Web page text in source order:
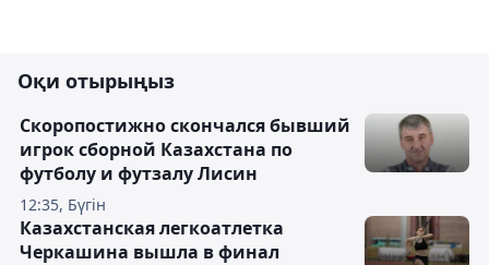
Оқи отырыңыз
12:35, Бүгін
Скоропостижно скончался бывший
игрок сборной Казахстана по
футболу и футзалу Лисин
Казахстанская легкоатлетка
Черкашина вышла в финал